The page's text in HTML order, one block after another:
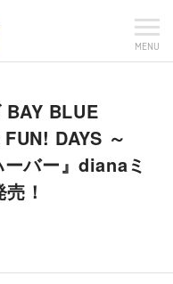
MENU
BAY BLUE
DAYS ～
バー』dianaミ
！